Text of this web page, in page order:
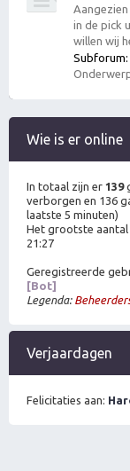
in de pick
willen wij
Subforum:
Wie is er online
In totaal zijn er 139
verborgen en 136
laatste 5 minuten)
Het grootste aantal
21:27
Geregistreerde
[Bot]
Legenda:
Verjaardagen
Felicitaties aan: